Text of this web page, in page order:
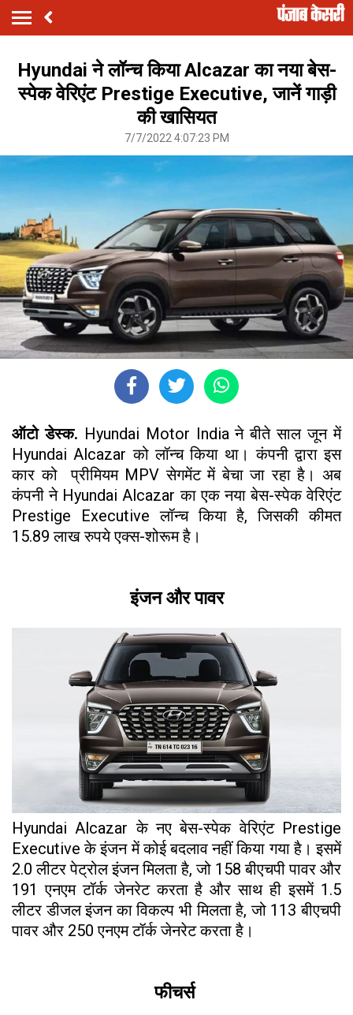
Hyundai ने लॉन्च किया Alcazar का नया बेस-
स्पेक वेरिएंट Prestige Executive, जानें गाड़ी
की खासियत
7/7/2022 4:07:23 PM
ऑटो डेस्क. Hyundai Motor India ने बीते साल जून में
Hyundai Alcazar को लॉन्च किया था। कंपनी द्वारा इस
कार को प्रीमियम MPV सेगमेंट में बेचा जा रहा है। अब
कंपनी ने Hyundai Alcazar का एक नया बेस-स्पेक वेरिएंट
Prestige Executive लॉन्च किया है, जिसकी कीमत
15.89 लाख रुपये एक्स-शोरूम है।
इंजन और पावर
Hyundai Alcazar के नए बेस-स्पेक वेरिएंट Prestige
Executive के इंजन में कोई बदलाव नहीं किया गया है। इसमें
2.0 लीटर पेट्रोल इंजन मिलता है, जो 158 बीएचपी पावर और
191 एनएम टॉर्क जेनरेट करता है और साथ ही इसमें 1.5
लीटर डीजल इंजन का विकल्प भी मिलता है, जो 113 बीएचपी
पावर और 250 एनएम टॉर्क जेनरेट करता है।
फीचर्स